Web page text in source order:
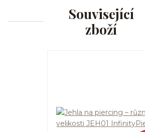
Související
zboží